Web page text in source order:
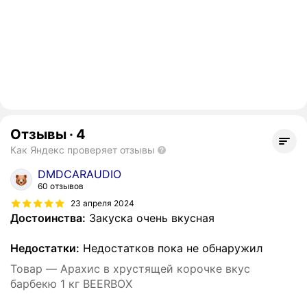
Отзывы · 4
Как Яндекс проверяет отзывы
DMDCARAUDIO
60 отзывов
23 апреля 2024
Достоинства: Закуска очень вкусная
Недостатки: Недостатков пока не обнаружил
Товар — Арахис в хрустящей корочке вкус
барбекю 1 кг BEERBOX